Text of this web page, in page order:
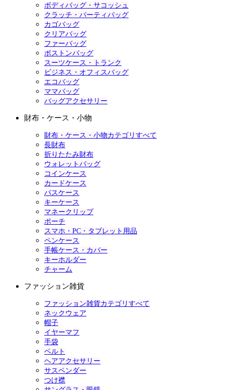
ボディバッグ・サコッシュ
クラッチ・パーティバッグ
カゴバッグ
クリアバッグ
ファーバッグ
ボストンバッグ
スーツケース・トランク
ビジネス・オフィスバッグ
エコバッグ
ママバッグ
バッグアクセサリー
財布・ケース・小物
財布・ケース・小物カテゴリすべて
長財布
折りたたみ財布
ウォレットバッグ
コインケース
カードケース
パスケース
キーケース
マネークリップ
ポーチ
スマホ・PC・タブレット用品
ペンケース
手帳ケース・カバー
キーホルダー
チャーム
ファッション雑貨
ファッション雑貨カテゴリすべて
ネックウェア
帽子
イヤーマフ
手袋
ベルト
ヘアアクセサリー
サスペンダー
つけ襟